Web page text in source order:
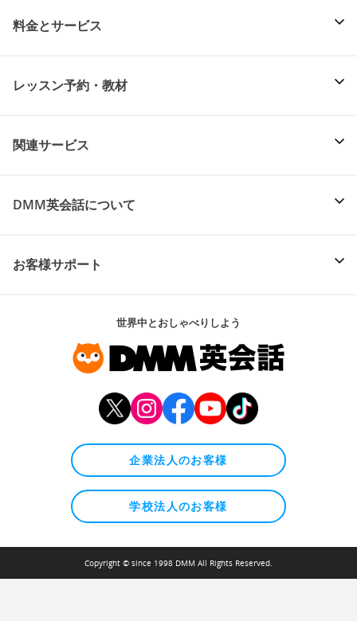
料金とサービス
レッスン予約・教材
関連サービス
DMM英会話について
お客様サポート
世界中とおしゃべりしよう
企業法人のお客様
学校法人のお客様
Copyright © since 1998 DMM All Rights Reserved.